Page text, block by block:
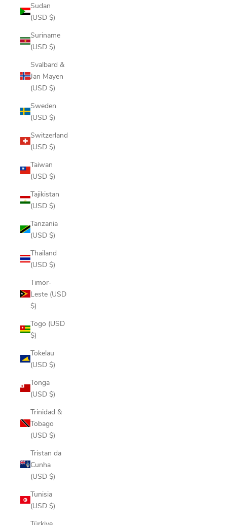
Sudan
(USD $)
Suriname
(USD $)
Svalbard &
Jan Mayen
(USD $)
Sweden
(USD $)
Switzerland
(USD $)
Taiwan
(USD $)
Tajikistan
(USD $)
Tanzania
(USD $)
Thailand
(USD $)
Timor-
Leste (USD
$)
Togo (USD
$)
Tokelau
(USD $)
Tonga
(USD $)
Trinidad &
Tobago
(USD $)
Tristan da
Cunha
(USD $)
Tunisia
(USD $)